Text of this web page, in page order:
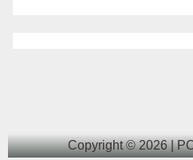
Copyright © 2026 |